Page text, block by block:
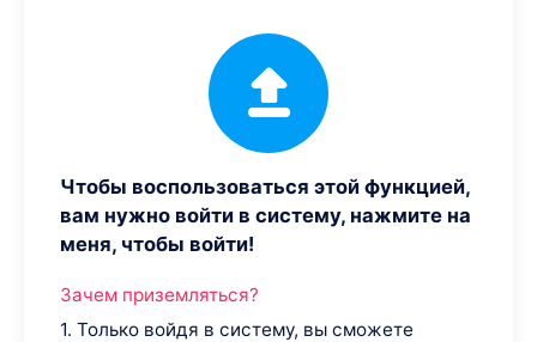
Чтобы воспользоваться этой функцией,
вам нужно войти в систему, нажмите на
меня, чтобы войти!
Зачем приземляться?
1. Только войдя в систему, вы сможете